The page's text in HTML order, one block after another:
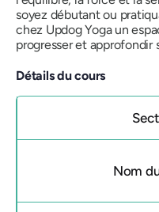
soyez débutant ou
chez Updog Yoga un
progresser et approfondir
Détails du cours
Nom